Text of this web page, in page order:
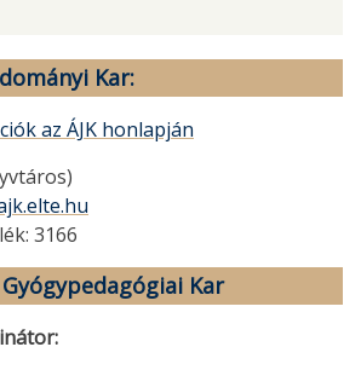
Kar:
az ÁJK honlapján
3166
Kar